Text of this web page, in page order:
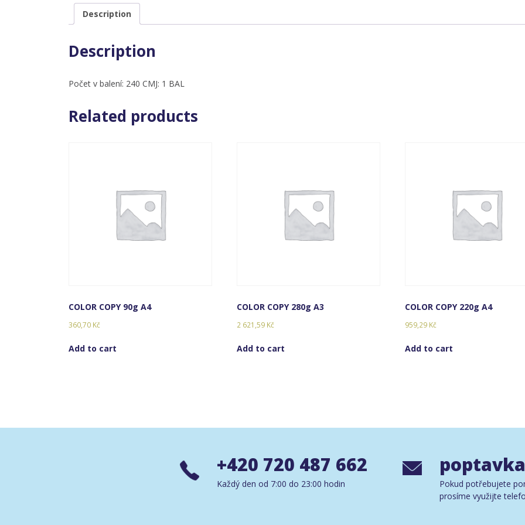
Description
Description
Počet v balení: 240 CMJ: 1 BAL
Related products
COLOR COPY 90g A4
360,70 Kč
Add to cart
COLOR COPY 280g A3
2 621,59 Kč
Add to cart
COLOR COPY 220g A4
959,29 Kč
Add to cart
+420 720 487 662
Každý den od 7:00 do 23:00 hodin
Pokud potřebujete
prosíme využijte